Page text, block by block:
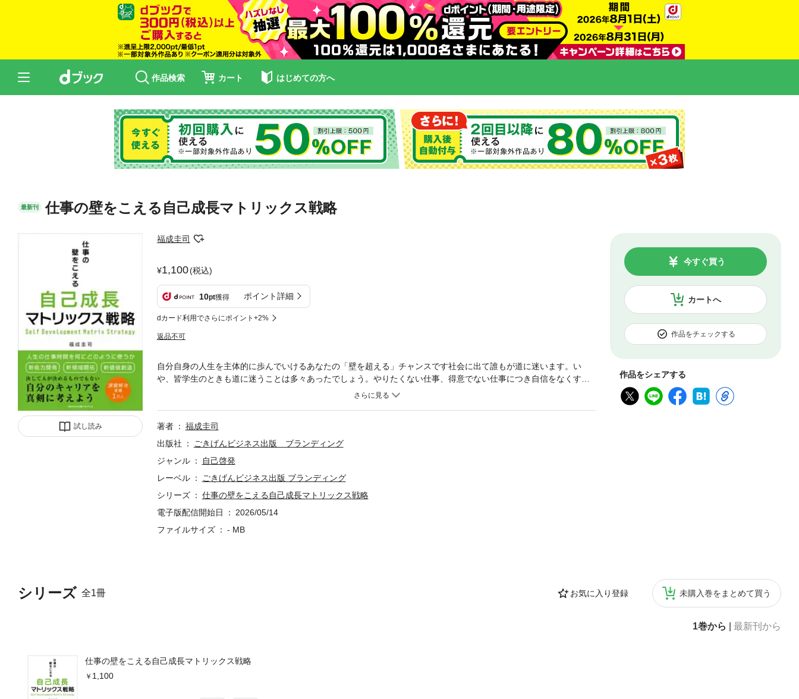
作品検索 カート はじめての方へ
最新刊 仕事の壁をこえる自己成長マトリックス戦略
試し読み
福成圭司
1,100(税込)
10pt獲得 ポイント詳細
dカード利用でさらにポイント+2%
返品不可
カートへ
今すぐ買う
作品をチェックする
作品をシェアする
シリーズ 全1冊 お気に入り登録 未購入巻をまとめて買う
1巻から 最新刊から
仕事の壁をこえる自己成長マトリックス戦略
1,100
自分自身の人生を主体的に歩んでいけるあなたの「壁を超える」チャンスです社会に出て誰もが道に迷います。い
や、皆学生のときも道に迷うことは多々あったでしょう。やりたくない仕事、得意でない仕事につき自信をなくすこ
とも、時には理不尽なことに向き合わなければならないこともあります。本書は「社会に出て迷いが生じている人、
スにした「自己成長マトリックス」というビジネスパーソン向けのメソッドを開発しました。顧客約１万人の課題に
向き合い、その課題解決のお手伝いをしてきたなかで生まれたものです。決して一部の人だけではない、普通の方が
「壁を超える」チャンスになります。ぜひ本書を読んで実践いただければ幸いです。
著者
福成圭司
出版社
ごきげんビジネス出版 ブランディング
ジャンル
自己啓発
レーベル
ごきげんビジネス出版 ブランディング
シリーズ
仕事の壁をこえる自己成長マトリックス戦略
電子版配信開始日
2026/05/14
ファイルサイズ
- MB